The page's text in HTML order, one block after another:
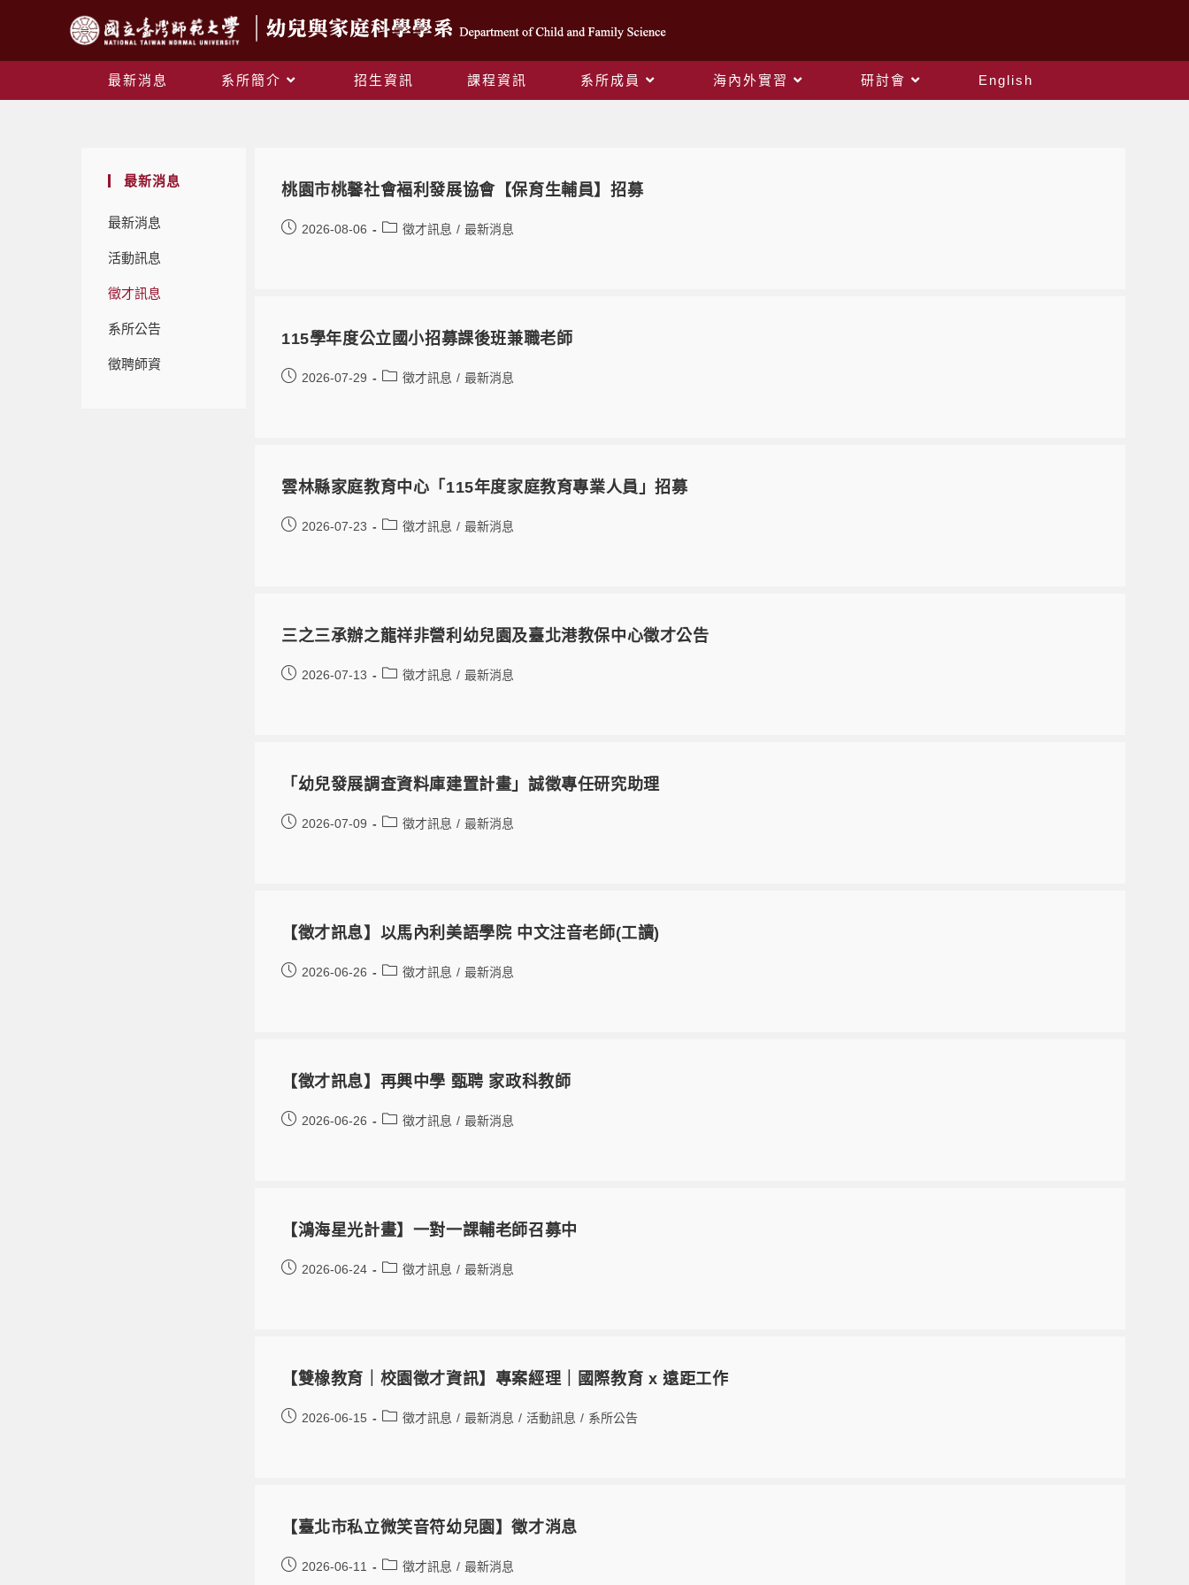
最新消息 系所簡介 招生資訊 課程資訊 系所成員 海內外實習 研討會
English
最新消息
最新消息
活動訊息
徵才訊息
系所公告
徵聘師資
桃園市桃馨社會褔利發展協會【保育生輔員】招募
2026-08-06 徵才訊息 / 最新消息
115學年度公立國小招募課後班兼職老師
2026-07-29 徵才訊息 / 最新消息
雲林縣家庭教育中心「115年度家庭教育專業人員」招募
2026-07-23 徵才訊息 / 最新消息
三之三承辦之龍祥非營利幼兒園及臺北港教保中心徵才公告
2026-07-13 徵才訊息 / 最新消息
「幼兒發展調查資料庫建置計畫」誠徵專任研究助理
2026-07-09 徵才訊息 / 最新消息
【徵才訊息】以馬內利美語學院 中文注音老師(工讀)
2026-06-26 徵才訊息 / 最新消息
【徵才訊息】再興中學 甄聘 家政科教師
2026-06-26 徵才訊息 / 最新消息
【鴻海星光計畫】一對一課輔老師召募中
2026-06-24 徵才訊息 / 最新消息
【雙橡教育｜校園徵才資訊】專案經理｜國際教育 x 遠距工作
2026-06-15 徵才訊息 / 最新消息 / 活動訊息 / 系所公告
【臺北市私立微笑音符幼兒園】徵才消息
2026-06-11 徵才訊息 / 最新消息